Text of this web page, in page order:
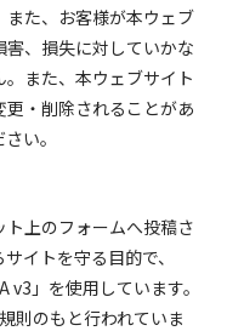
た、お客様が本ウェブ
、損失に対していかな
また、本ウェブサイト
・削除されることがあ
い。
上のフォームへ投稿さ
イトを守る目的で、
」を使用しています。
則のもと行われていま